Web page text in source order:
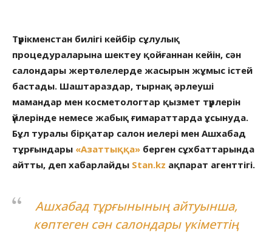
Түрікменстан билігі кейбір сұлулық
процедураларына шектеу қойғаннан кейін, сән
салондары жертөлелерде жасырын жұмыс істей
бастады. Шаштараздар, тырнақ әрлеуші
мамандар мен косметологтар қызмет түрлерін
үйлерінде немесе жабық ғимараттарда ұсынуда.
Бұл туралы бірқатар салон иелері мен Ашхабад
тұрғындары «Азаттыққа» берген сұхбаттарында
айтты, деп хабарлайды Stan.kz ақпарат агенттігі.
Ашхабад тұрғынының айтуынша,
көптеген сән салондары үкіметтің